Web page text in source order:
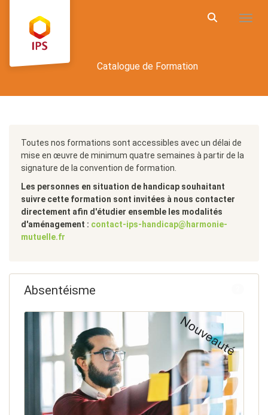
Catalogue de Formation
Catalogue
Toutes nos formations sont accessibles avec un délai de
mise en œuvre de minimum quatre semaines à partir de la
signature de la convention de formation.
Les personnes en situation de handicap souhaitant
suivre cette formation sont invitées à nous contacter
directement afin d'étudier ensemble les modalités
d'aménagement : contact-ips-handicap@harmonie-
mutuelle.fr
Absentéisme